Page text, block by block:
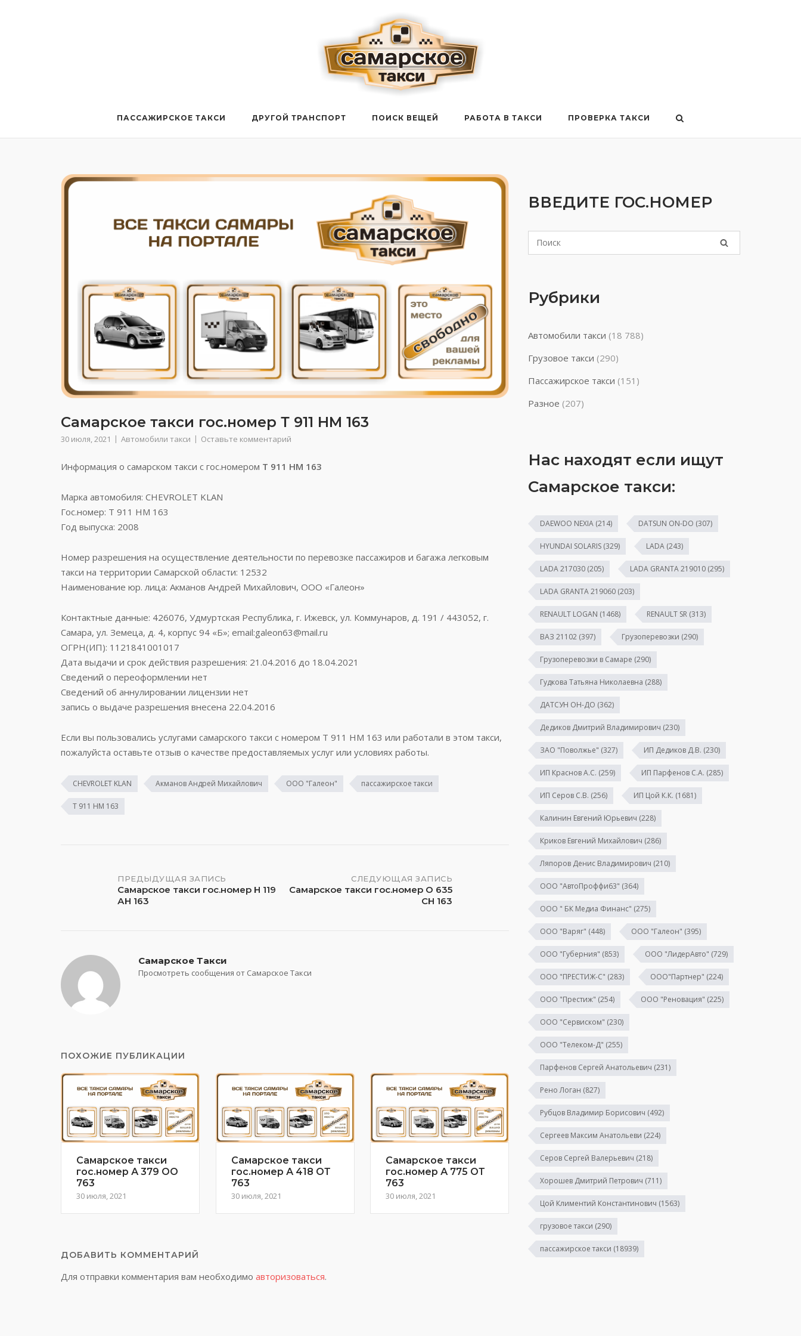
ПАССАЖИРСКОЕ ТАКСИ ДРУГОЙ ТРАНСПОРТ ПОИСК ВЕЩЕЙ РАБОТА В ТАКСИ ПРОВЕРКА ТАКСИ
Самарское такси гос.номер Т 911 НМ 163
30 июля, 2021 Автомобили такси Оставьте комментарий
Информация о самарском такси с гос.номером Т 911 НМ 163
Марка автомобиля: CHEVROLET KLAN
Гос.номер: Т 911 НМ 163
Год выпуска: 2008
Номер разрешения на осуществление деятельности по перевозке пассажиров и багажа легковым
такси на территории Самарской области: 12532
Наименование юр. лица: Акманов Андрей Михайлович, ООО «Галеон»
Контактные данные: 426076, Удмуртская Республика, г. Ижевск, ул. Коммунаров, д. 191 / 443052, г.
Самара, ул. Земеца, д. 4, корпус 94 «Б»; email:galeon63@mail.ru
ОГРН(ИП): 1121841001017
Дата выдачи и срок действия разрешения: 21.04.2016 до 18.04.2021
Сведений о переоформлении нет
Сведений об аннулировании лицензии нет
запись о выдаче разрешения внесена 22.04.2016
Если вы пользовались услугами самарского такси с номером Т 911 НМ 163 или работали в этом такси,
пожалуйста оставьте отзыв о качестве предоставляемых услуг или условиях работы.
CHEVROLET KLAN Акманов Андрей Михайлович ООО "Галеон" пассажирское такси
Т 911 НМ 163
НавигацияПРЕДЫДУЩАЯ ЗАПИСЬ
Самарское такси гос.номер Н 119
АН 163
СЛЕДУЮЩАЯ ЗАПИСЬ
Самарское такси гос.номер О 635
СН 163
Самарское Такси
Просмотреть сообщения от Самарское Такси
ПОХОЖИЕ ПУБЛИКАЦИИ
Самарское такси
гос.номер А 379 ОО
763
30 июля, 2021
Самарское такси
гос.номер А 418 ОТ
763
30 июля, 2021
Самарское такси
гос.номер А 775 ОТ
763
30 июля, 2021
ДОБАВИТЬ КОММЕНТАРИЙ
Для отправки комментария вам необходимо авторизоваться.
ВВЕДИТЕ ГОС.НОМЕР
Рубрики
Автомобили такси (18 788)
Грузовое такси (290)
Пассажирское такси (151)
Разное (207)
Нас находят если ищут
Самарское такси:
DAEWOO NEXIA(214) DATSUN ON-DO (307)
HYUNDAI SOLARIS(329) LADA(243)
LADA 217030(205) LADA GRANTA 219010(295)
LADA GRANTA 219060(203)
RENAULT LOGAN (1468) RENAULT SR(313)
ВАЗ 21102(397) Грузоперевозки (290)
Грузоперевозки в Самаре (290)
Гудкова Татьяна Николаевна (288)
ДАТСУН ОН-ДО (362)
Дедиков Дмитрий Владимирович (230)
ЗАО "Поволжье" (327) ИП Дедиков Д.В. (230)
ИП Краснов А.С. (259) ИП Парфенов С.А. (285)
ИП Серов С.В. (256) ИП Цой К.К. (1681)
Калинин Евгений Юрьевич (228)
Криков Евгений Михайлович (286)
Ляпоров Денис Владимирович (210)
ООО "АвтоПроффи63" (364)
ООО " БК Медиа Финанс" (275)
ООО "Варяг" (448) ООО "Галеон" (395)
ООО "Губерния" (853) ООО "ЛидерАвто" (729)
ООО "ПРЕСТИЖ-С" (283) ООО"Партнер" (224)
ООО "Престиж" (254) ООО "Реновация" (225)
ООО "Сервиском" (230)
ООО "Телеком-Д" (255)
Парфенов Сергей Анатольевич (231)
Рено Логан (827)
Рубцов Владимир Борисович (492)
Сергеев Максим Анатольеви (224)
Серов Сергей Валерьевич (218)
Хорошев Дмитрий Петрович (711)
Цой Климентий Константинович (1563)
грузовое такси (290)
пассажирское такси (18939)